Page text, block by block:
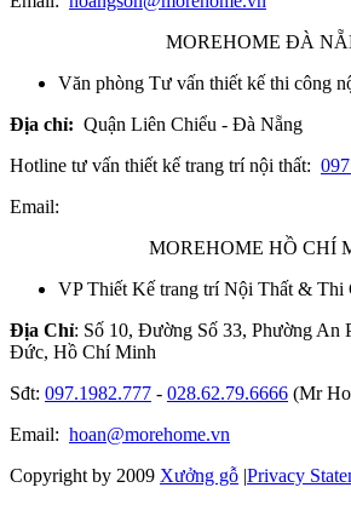
MOREHOME ĐÀ
Văn phòng Tư vấn thiết kế thi công
Địa chỉ: Quận Liên Chiểu - Đà Nẵng
Hotline tư vấn thiết kế trang trí nội thất:
Email:
MOREHOME HỒ CHÍ
VP Thiết Kế trang trí Nội Thất & Thi
Địa Chỉ: Số 10, Đường Số 33, Phường An
Đức, Hồ Chí Minh
Sđt: 097.1982.777 - 028.62.79.6666 (Mr
Email: hoan@morehome.vn
Copyright by 2009 Xưởng gỗ |Privacy